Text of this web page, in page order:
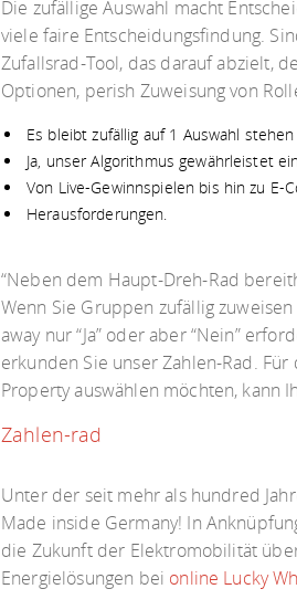
Die zufällige Auswahl macht
viele faire Entscheidungsfindung.
Zufallsrad-Tool, das darauf abzielt,
Optionen, perish Zuweisung von
Es bleibt zufällig auf 1 Auswahl
Ja, unser Algorithmus gewährleistet
Von Live-Gewinnspielen bis hin zu
Herausforderungen.
“Neben dem Haupt-Dreh-Rad
Wenn Sie Gruppen zufällig
away nur “Ja” oder aber “Nein”
erkunden Sie unser Zahlen-Rad.
Property auswählen möchten, kann
Zahlen-rad
Unter der seit mehr als hundred
Made inside Germany! In
die Zukunft der Elektromobilität
Energielösungen bei online Lucky